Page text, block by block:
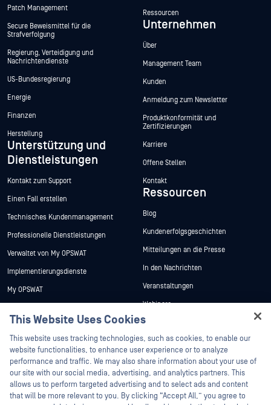
Patch Management
Secure Beweismittel für die
Strafverfolgung
Regierung, Verteidigung und
Nachrichtendienste
US-Bundesregierung
Energie
Finanzen
Herstellung
Unterstützung und
Dienstleistungen
Kontakt zum Support
Einen Fall erstellen
Technisches Kundenmanagement
Professionelle Dienstleistungen
Verwaltet von My OPSWAT
Implementierungsdienste
My OPSWAT
Programm zur Behebung von
Sicherheitslücken
Partner
Zertifizierung
Ressourcen
Unternehmen
Über
Management Team
Kunden
Anmeldung zum Newsletter
Produktkonformität und
Zertifizierungen
Karriere
Offene Stellen
Kontakt
Ressourcen
Blog
Kundenerfolgsgeschichten
Mitteilungen an die Presse
In den Nachrichten
Veranstaltungen
Webinare
Datenblätter
Weiße Papiere
Kostenlose Tools
This Website Uses Cookies
This website uses tracking technologies, such as cookies, to enable our
website functionalities, to enhance user experience or to analyze
performance and traffic. We may also share information about your use of
our site with our social media, advertising, and analytics partners. This
allows us to perform targeted advertising and to select ads and content
that will be more relevant to you. By clicking “Accept All,” you agree to
Hey there!
I'm Ozzy, your OPSWAT virtual assistant.
How can I help you secure what's critical
today?